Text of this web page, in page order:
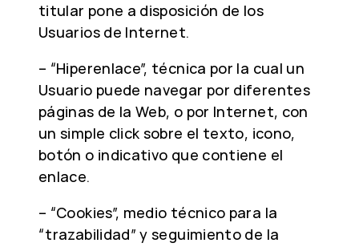
titular pone a disposición de los
Usuarios de Internet.
– “Hiperenlace”, técnica por la cual un
Usuario puede navegar por diferentes
páginas de la Web, o por Internet, con
un simple click sobre el texto, icono,
botón o indicativo que contiene el
enlace.
– “Cookies”, medio técnico para la
“trazabilidad” y seguimiento de la